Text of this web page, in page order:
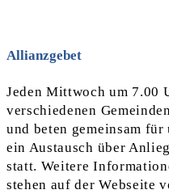
Allianzgebet
Jeden Mittwoch um 7.00
verschiedenen
und beten gemeinsam
ein Austausch über
statt. Weitere
stehen auf der Webseite